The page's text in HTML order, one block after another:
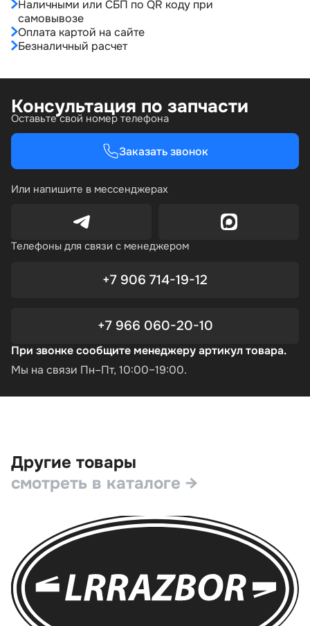
Наличными или СБП по QR коду при
самовывозе
Оплата картой на сайте
Безналичный расчет
Консультация по запчасти
Оставьте свой номер телефона
Заказать звонок
Или напишите в мессенджерах
Телефоны для связи с менеджером
+7 906 714-19-12
+7 966 060-20-10
При звонке сообщите менеджеру артикул товара.
Мы на связи Пн–Пт, 10:00–19:00.
Другие товары
смотреть в каталоге →